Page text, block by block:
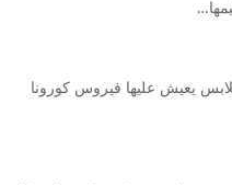
يعيش عليها فيروس كورونا